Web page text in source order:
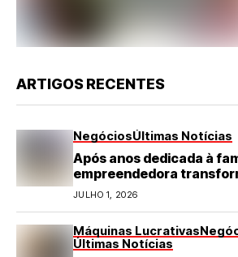
ARTIGOS RECENTES
NegóciosÚltimas Notícias
Após anos dedicada à
empreendedora
turismo em negócio de
JULHO 1, 2026
Máquinas Lucrativas
Últimas Notícias